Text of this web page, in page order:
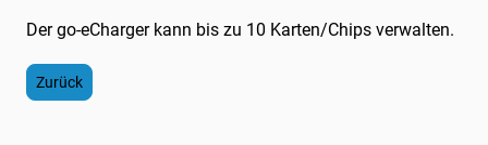
Der go-eCharger kann bis zu 10 Karten/Chips verwalten.
Zurück